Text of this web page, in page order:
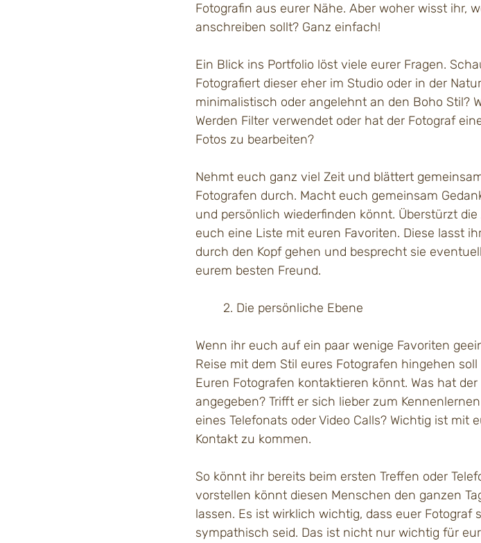
Fotografin aus eurer Nähe. Aber woher wisst ihr,
anschreiben sollt? Ganz einfach!
Ein Blick ins Portfolio löst viele eurer Fragen.
Fotografiert dieser eher im Studio oder in der
minimalistisch oder angelehnt an den Boho Stil?
Werden Filter verwendet oder hat der Fotograf
Fotos zu bearbeiten?
Nehmt euch ganz viel Zeit und blättert
Fotografen durch. Macht euch gemeinsam
und persönlich wiederfinden könnt. Überstürzt
euch eine Liste mit euren Favoriten. Diese lasst
durch den Kopf gehen und besprecht sie
eurem besten Freund.
	2. Die persönliche Ebene
Wenn ihr euch auf ein paar wenige Favoriten
Reise mit dem Stil eures Fotografen hingehen
Euren Fotografen kontaktieren könnt. Was hat
angegeben? Trifft er sich lieber zum
eines Telefonats oder Video Calls? Wichtig ist
Kontakt zu kommen.
So könnt ihr bereits beim ersten Treffen oder
vorstellen könnt diesen Menschen den ganzen
lassen. Es ist wirklich wichtig, dass euer
sympathisch seid. Das ist nicht nur wichtig für